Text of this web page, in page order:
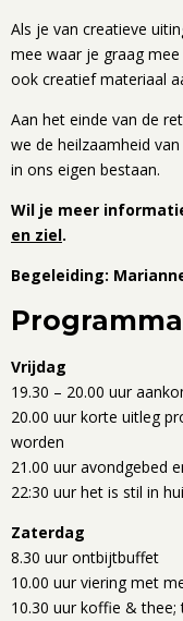
Als je van creatieve
mee waar je graag
ook creatief materiaal
Aan het einde van de
we de heilzaamheid
in ons eigen bestaan.
Wil je meer
en ziel.
Begeleiding:
Programma
Vrijdag
19.30 – 20.00 uur
20.00 uur korte uitleg
worden
21.00 uur avondgebed
22:30 uur het is stil in
Zaterdag
8.30 uur ontbijtbuffet
10.00 uur viering met
10.30 uur koffie &